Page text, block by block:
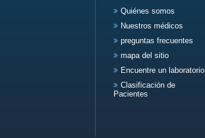
Quiénes somos
Nuestros médicos
preguntas frecuentes
mapa del sitio
Encuentre un laboratorio
Clasificación de
Pacientes